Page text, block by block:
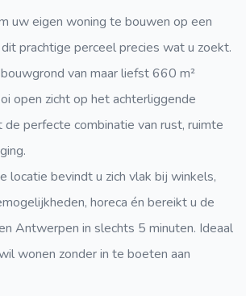
uw eigen woning te bouwen op een
prachtige perceel precies wat u zoekt.
van maar liefst 660 m²
open zicht op het achterliggende
de perfecte combinatie van rust, ruimte
locatie bevindt u zich vlak bij winkels,
horeca én bereikt u de
Antwerpen in slechts 5 minuten. Ideaal
wonen zonder in te boeten aan